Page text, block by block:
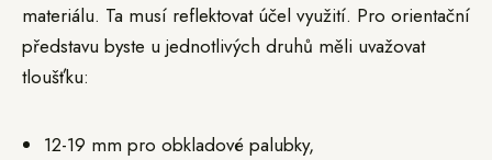
materiálu. Ta musí reflektovat účel využití. Pro orientační
představu byste u jednotlivých druhů měli uvažovat
tloušťku:
12-19 mm pro obkladové palubky,